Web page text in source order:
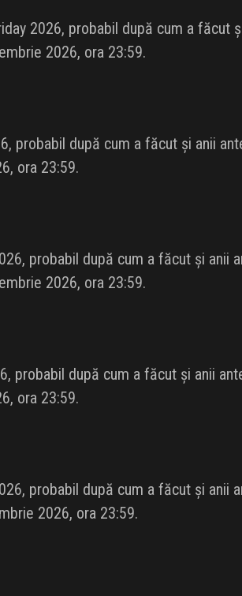
2026, probabil după cum a făcut
2026, ora 23:59.
probabil după cum a făcut și anii
ora 23:59.
probabil după cum a făcut și anii
2026, ora 23:59.
probabil după cum a făcut și anii
ora 23:59.
probabil după cum a făcut și anii
2026, ora 23:59.